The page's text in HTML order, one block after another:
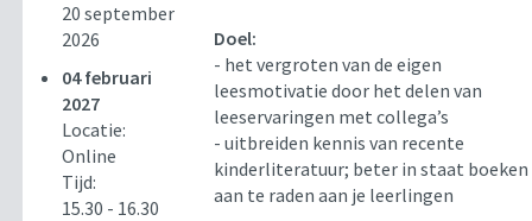
20 september
2026
04 februari
2027
Locatie:
Online
Tijd:
15.30 - 16.30
Doel:
- het vergroten van de eigen
leesmotivatie door het delen van
leeservaringen met collega’s
- uitbreiden kennis van recente
kinderliteratuur; beter in staat boeken
aan te raden aan je leerlingen